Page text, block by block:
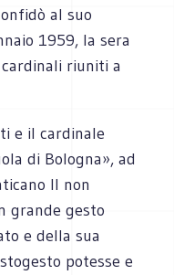
al suo
1959, la sera
riuniti a
e il cardinale
di Bologna», ad
II non
grande gesto
e della sua
potesse e